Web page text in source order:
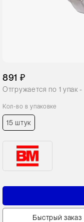
891 ₽
Отгружается по 1 упак -
Кол-во в упаковке
15 штук
Быстрый заказ